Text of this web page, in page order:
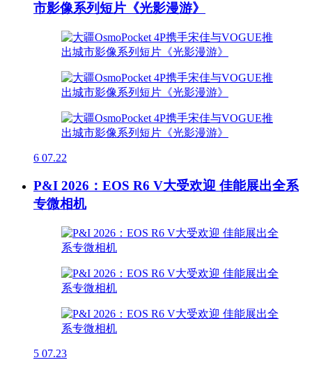
市影像系列短片《光影漫游》
6 07.22
P&I 2026：EOS R6 V大受欢迎 佳能展出全系
专微相机
5 07.23